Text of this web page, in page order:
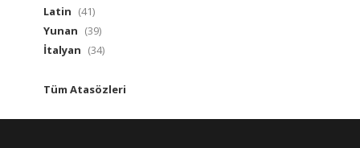
Latin (41)
Yunan (39)
İtalyan (34)
Tüm Atasözleri